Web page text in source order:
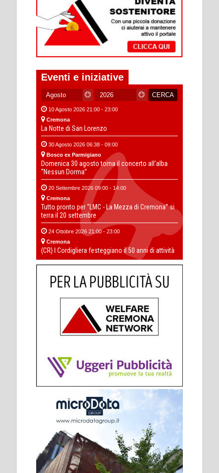
Eventi e iniziative
10 Agosto 2026 21:00 - 23:00
Cremona
La Notte di San Lorenzo
30 Agosto 2026 06:38 - 09:00
Bosco ex Parmigiano
Domenica 30 agosto torna il concerto all’alba
“Nessun Dorma”
20 Settembre 2026 09:00 - 14:00
Cremona
Tutto pronto per “LMC - La Mezza di Cremona” si
terra il 20 settembre
24 Ottobre 2026 21:00 - 23:00
Cremona
(CR) I Cordigliera festeggiano il 50 anni di attività